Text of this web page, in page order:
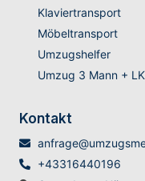
Klaviertransport
Möbeltransport
Umzugshelfer
Umzug 3 Mann +
Kontakt
+43316440196